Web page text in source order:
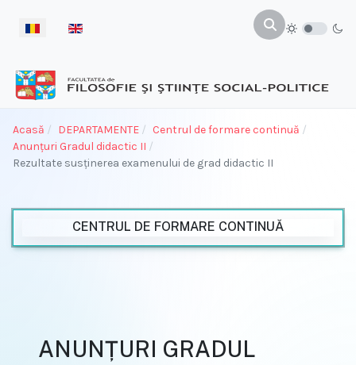
Selectați limba dvs
Acasă DEPARTAMENTE
Centrul de formare continuă
Anunțuri Gradul didactic II
Rezultate susţinerea examenului de grad didactic II
ANUNȚURI GRADUL
CENTRUL DE FORMARE CONTINUĂ